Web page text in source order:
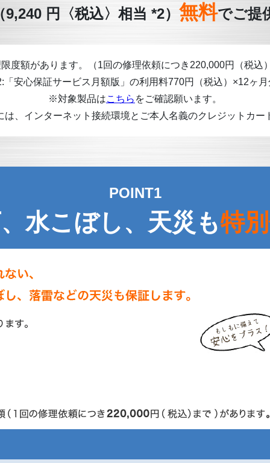
9,240 円〈税込〉相当 *2） 無料でご提
度額があります。（1回の修理依頼につき220,000円（税込
「安心保証サービス月額版」の利用料770円（税込）×12ヶ月
※対象製品はこちら をご確認願います。
、インターネット接続環境とご本人名義のクレジットカー
POINT1
水こぼし、天災も特